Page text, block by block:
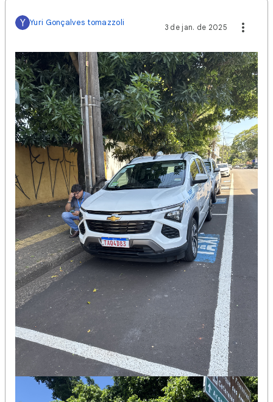
Y Yuri Gonçalves tomazzoli 3 de jan. de 2025